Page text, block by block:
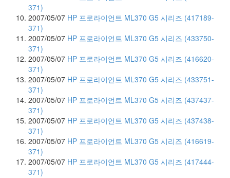
371)
2007/05/07 HP 프로라이언트 ML370 G5 시리즈 (417189-
371)
2007/05/07 HP 프로라이언트 ML370 G5 시리즈 (433750-
371)
2007/05/07 HP 프로라이언트 ML370 G5 시리즈 (416620-
371)
2007/05/07 HP 프로라이언트 ML370 G5 시리즈 (433751-
371)
2007/05/07 HP 프로라이언트 ML370 G5 시리즈 (437437-
371)
2007/05/07 HP 프로라이언트 ML370 G5 시리즈 (437438-
371)
2007/05/07 HP 프로라이언트 ML370 G5 시리즈 (416619-
371)
2007/05/07 HP 프로라이언트 ML370 G5 시리즈 (417444-
371)
9000
Server
5
Disk
Storage
Systems
1
System
i
(iSeries)
0
System
p5
(pSeries)